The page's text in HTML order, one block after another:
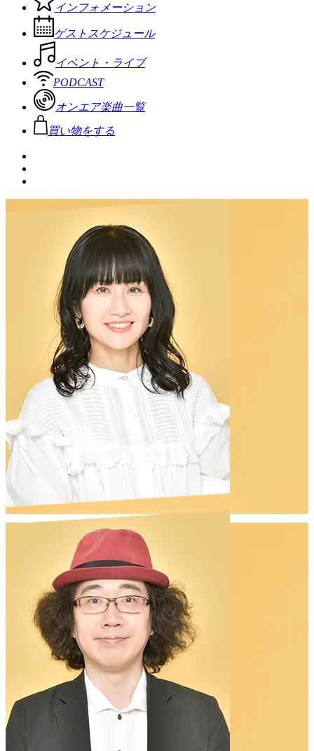
インフォメーション
ゲストスケジュール
イベント・ライブ
PODCAST
オンエア楽曲一覧
買い物をする